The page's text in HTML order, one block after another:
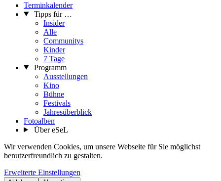
Terminkalender
Tipps für …
Insider
Alle
Communitys
Kinder
7 Tage
Programm
Ausstellungen
Kino
Bühne
Festivals
Jahresüberblick
Fotoalben
Über eSeL
Wir verwenden Cookies, um unsere Webseite für Sie möglichst
benutzerfreundlich zu gestalten.
Erweiterte Einstellungen